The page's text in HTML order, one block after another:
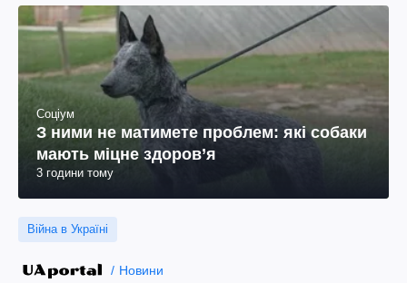
Соціум
З ними не матимете проблем: які собаки
мають міцне здоров’я
3 години тому
Війна в Україні
Новини